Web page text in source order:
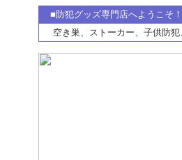
■防犯グッズ専門店へようこそ！
空き巣、ストーカー、子供防